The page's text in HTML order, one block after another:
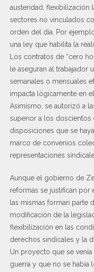
austeridad, flexibilización
sectores no vinculados
orden del día. Por
una ley que habilita la
Los contratos de “cero
le aseguran al trabajador
semanales o mensuales
impacta lógicamente en
Asimismo, se autorizó a
superior a los doscientos
disposiciones que se
marco de convenios
representaciones
Aunque el gobierno de
reformas se justifican
las mismas forman parte
modificación de la
flexibilización en las
derechos sindicales y la
Un proyecto que se
guerra y que no se había